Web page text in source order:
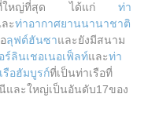
มนีที่ใหญ่ที่สุด ได้แก่ ท่า
ะท่าอากาศยานนานาชาติ
ลุฟต์ฮันซาและยังมีสนาม
ร์ลินเชอเนอเฟ็ลท์และท่า
รือฮัมบูรก์ที่เป็นท่าเรือที่
และใหญ่เป็นอันดับ17ของ